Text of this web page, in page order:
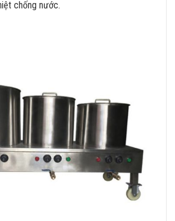
chống nước.